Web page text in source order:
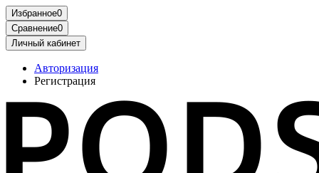
Избранное0
Сравнение0
Личный кабинет
Авторизация
Регистрация